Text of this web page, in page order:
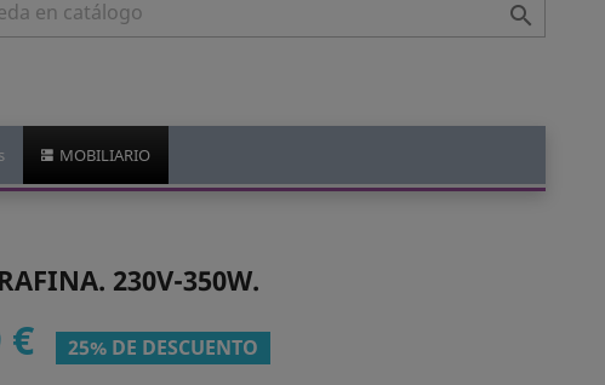

MOBILIARIO
230V-350W.
€ 25% DE DESCUENTO